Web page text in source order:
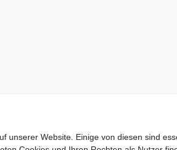
unserer Website. Einige von diesen sind